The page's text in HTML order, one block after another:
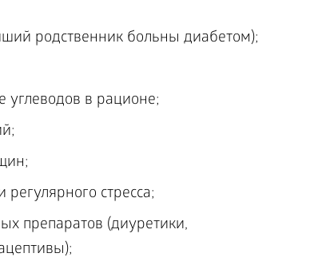
родственник больны диабетом);
в рационе;
стресса;
препаратов (диуретики,